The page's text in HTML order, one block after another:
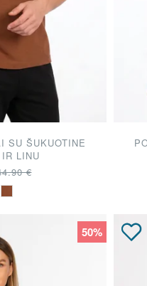
SU ŠUKUOTINE
LINU
€
50%